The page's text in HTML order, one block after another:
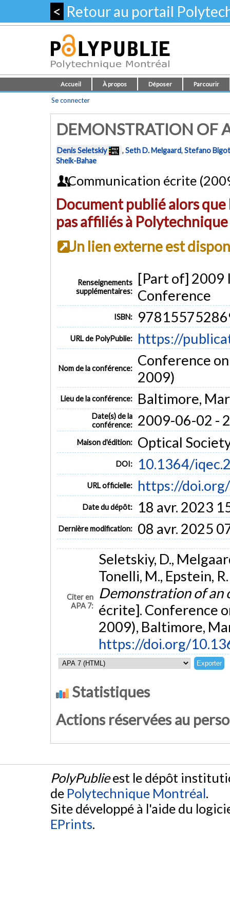
< Retour au portail
Accueil À propos Déposer Parcourir
Se connecter
DEMONSTRATION OF
Denis Seletskiy ,Seth D. Melgaard,Stefano
Sheik-Bahae
Communication écrite
Document publié alors
pas affiliés à
Un lien externe est
Renseignements
supplémentaires:
[Part of] 2009
Conference
ISBN:
URL de PolyPublie: https://
Nom de la conférence:
Conference
2009)
Lieu de la conférence: Baltimore,
Date(s) de la
conférence:
2009-06-02 -
Maison d'édition: Optical
DOI: 10.1364/
URL officielle: https://
Date du dépôt: 18 avr. 2023
Dernière modification: 08 avr. 2025
Citer en
APA 7:
Seletskiy, D.,
Tonelli, M., Epstein,
Demonstration of
écrite]. Conference
2009), Baltimore,
https://doi.org/
Statistiques
Actions réservées au
PolyPublieest le dépôt
de Polytechnique Montréal.
Site développé à l'aide du
EPrints.